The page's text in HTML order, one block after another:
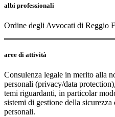
albi professionali
Ordine degli Avvocati di Reggio
aree di attività
Consulenza legale in merito alla
personali (privacy/data
temi riguardanti, in particolar
sistemi di gestione della
personali.